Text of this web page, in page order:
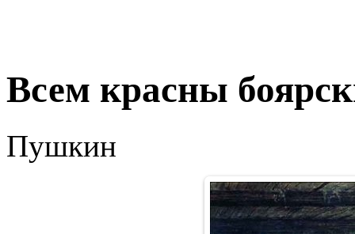
Всем красны
Пушкин